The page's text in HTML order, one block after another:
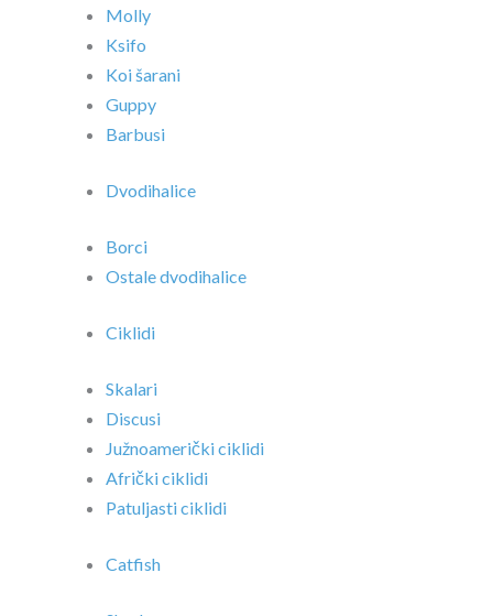
Molly
Ksifo
Koi šarani
Guppy
Barbusi
Dvodihalice
Borci
Ostale dvodihalice
Ciklidi
Skalari
Discusi
Južnoamerički ciklidi
Afrički ciklidi
Patuljasti ciklidi
Catfish